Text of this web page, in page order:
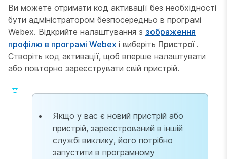
Ви можете отримати код активації без необхідності
бути адміністратором безпосередньо в програмі
Webex. Відкрийте налаштування з зображення
профілю в програмі Webex і виберіть Пристрої .
Створіть код активації, щоб вперше налаштувати
або повторно зареєструвати свій пристрій.
Якщо у вас є новий пристрій або
пристрій, зареєстрований в іншій
службі виклику, його потрібно
запустити в програмному